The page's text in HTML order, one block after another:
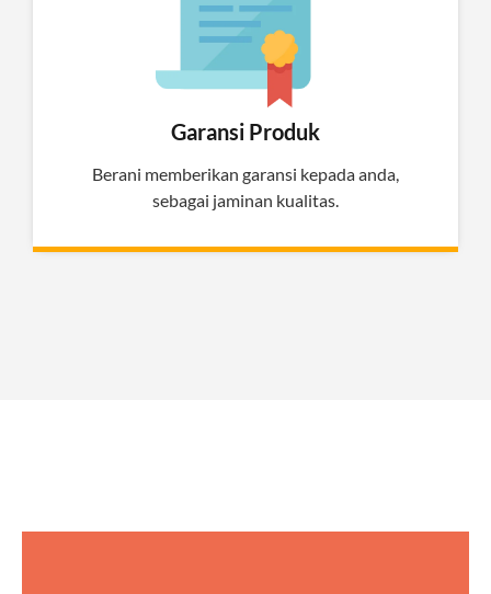
Garansi Produk
Berani memberikan garansi kepada anda,
sebagai jaminan kualitas.